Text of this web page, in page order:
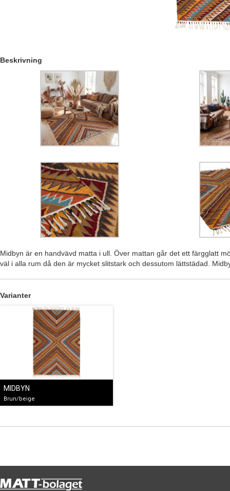
Beskrivning
Midbyn är en handvävd matta i ull. Över mattan går det ett färgglatt
väl i alla rum då den är mycket slitstark och dessutom lättstädad.
Varianter
MIDBYN
Brun/beige